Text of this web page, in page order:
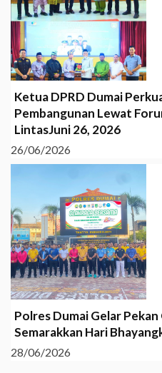
Ketua DPRD Dumai
Pembangunan Lewat
LintasJuni 26, 2026
26/06/2026
Polres Dumai Gelar
Semarakkan Hari
28/06/2026